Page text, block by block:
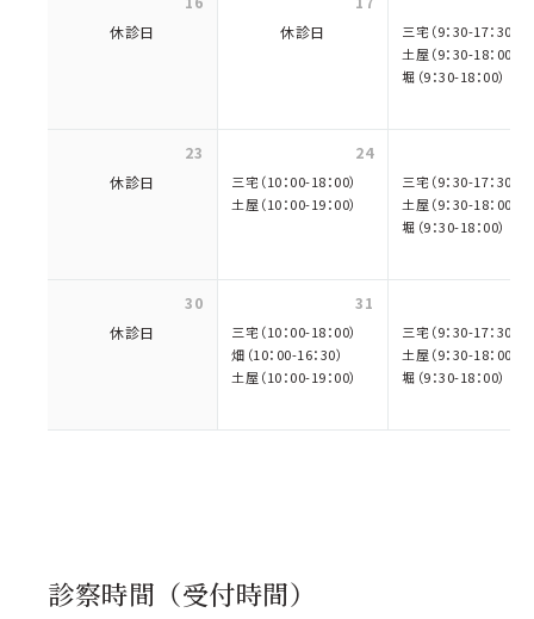
休診日
休診日
三宅（9：30-17：30）
土屋（9：30-18：00）
堀（9：30-18：00）
23
休診日
24
三宅（10：00-18：00）
土屋（10：00-19：00）
三宅（9：30-17：30）
土屋（9：30-18：00）
堀（9：30-18：00）
30
休診日
31
三宅（10：00-18：00）
畑（10：00-16：30）
土屋（10：00-19：00）
三宅（9：30-17：30）
土屋（9：30-18：00）
堀（9：30-18：00）
診察時間（受付時間）